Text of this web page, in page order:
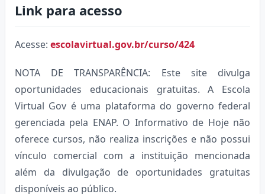
Link para acesso
Acesse: escolavirtual.gov.br/curso/424
NOTA DE TRANSPARÊNCIA: Este site divulga
oportunidades educacionais gratuitas. A Escola
Virtual Gov é uma plataforma do governo federal
gerenciada pela ENAP. O Informativo de Hoje não
oferece cursos, não realiza inscrições e não possui
vínculo comercial com a instituição mencionada
além da divulgação de oportunidades gratuitas
disponíveis ao público.